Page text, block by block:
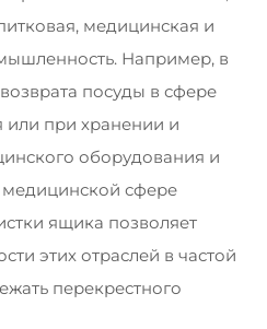
медицинская и
Например, в
посуды в сфере
или при хранении и
оборудования и
сфере
ящика позволяет
этих отраслей в частой
перекрестного